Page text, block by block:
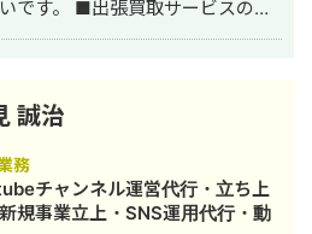
張買取サービスの集
会社（当時社員7名）にインター
て参画し、案件獲得に向けた自
（SEO・Web広告運用・LP制
チャンネル運用・メール
ティング等）を担当。 2022年3
古屋大学理学部数学科卒。 2022
誠治
務
チャンネル運営代行・立ち上
規事業立上・SNS運用代行・動